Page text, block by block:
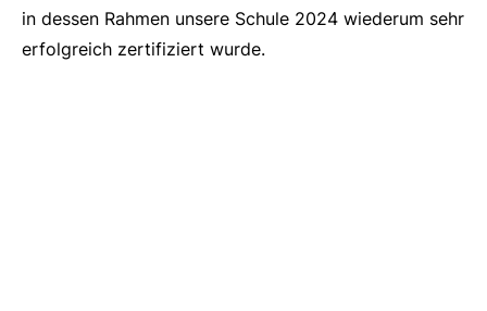
in dessen Rahmen unsere Schule 2024 wiederum sehr
erfolgreich zertifiziert wurde.